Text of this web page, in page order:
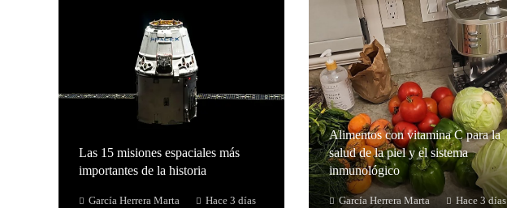
Las 15 misiones espaciales más
importantes de la historia
García Herrera Marta Hace 3 días
Alimentos con vitamina C para la
salud de la piel y el sistema
inmunológico
García Herrera Marta Hace 3 días